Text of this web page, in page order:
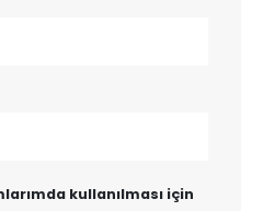
kullanılması için